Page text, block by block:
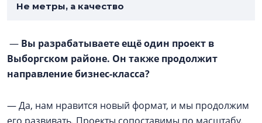
Не метры, а качество
— Вы разрабатываете ещё один проект в
Выборгском районе. Он также продолжит
направление бизнес-класса?
— Да, нам нравится новый формат, и мы продолжим